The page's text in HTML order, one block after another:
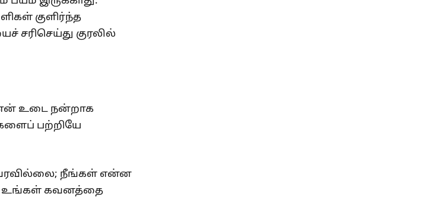
குளிர்ந்த
குரலில்
“என் உடை நன்றாக
பற்றியே
நீங்கள் என்ன
உங்கள் கவனத்தை